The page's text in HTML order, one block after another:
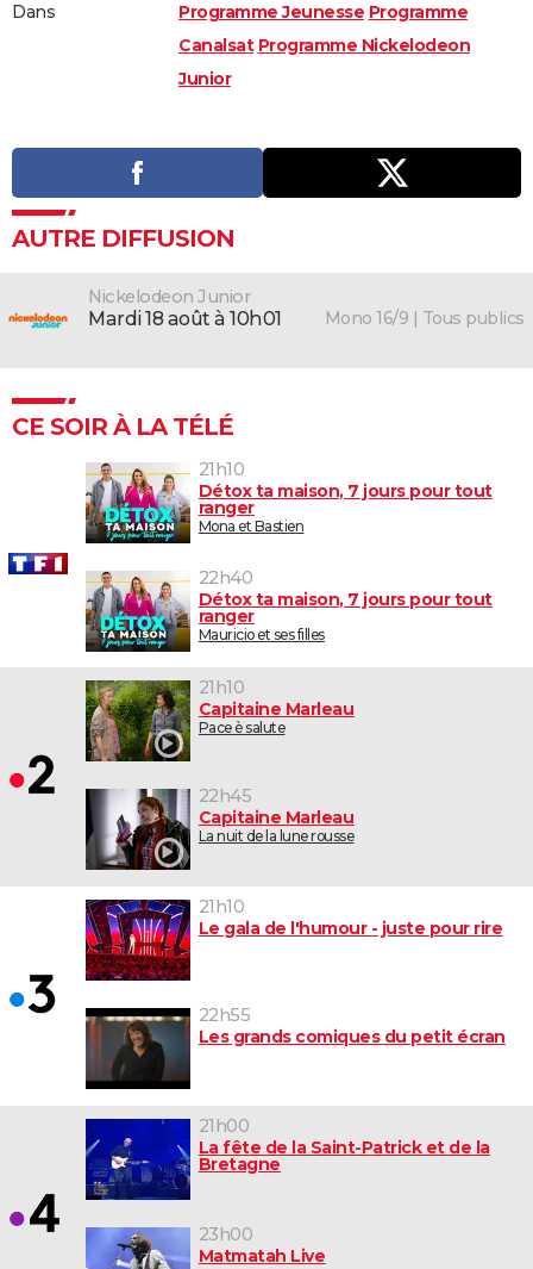
Dans
Programme Jeunesse Programme
Canalsat Programme Nickelodeon
Junior
AUTRE DIFFUSION
Nickelodeon Junior
mardi 18 août à 10h01 Mono 16/9 | Tous publics
CE SOIR À LA TÉLÉ
21h10
Détox ta maison, 7 jours pour tout
ranger
Mona et Bastien
22h40
Détox ta maison, 7 jours pour tout
ranger
Mauricio et ses filles
21h10
Capitaine Marleau
Pace è salute
22h45
Capitaine Marleau
La nuit de la lune rousse
21h10
Le gala de l'humour - juste pour rire
22h55
Les grands comiques du petit écran
21h00
La fête de la Saint-Patrick et de la
Bretagne
23h00
Matmatah Live